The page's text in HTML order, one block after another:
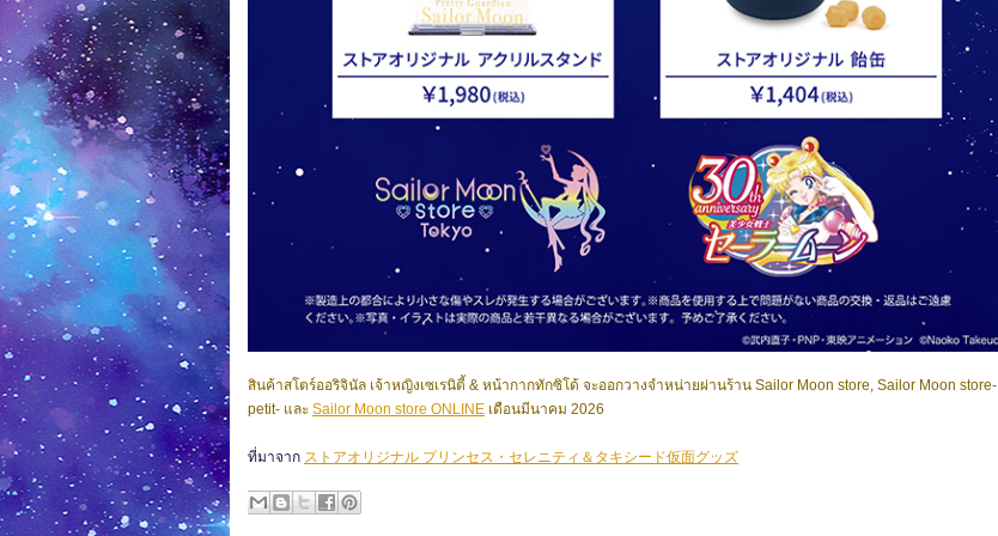
สินค้าสโตร์ออริจินัล เจ้าหญิงเซเรนิตี้ & หน้ากากทักซิโด้ จะออกวางจำหน่ายผ่านร้าน Sailor Moon store, Sailor Moon store-
petit- และ Sailor Moon store ONLINE เดือนมีนาคม 2026
ที่มาจาก ストアオリジナル プリンセス・セレニティ＆タキシード仮面グッズ